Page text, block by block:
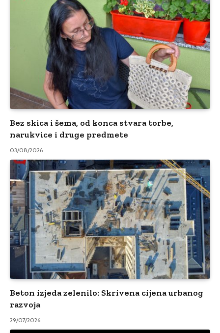
Bez skica i šema, od konca stvara torbe,
narukvice i druge predmete
03/08/2026
Beton izjeda zelenilo: Skrivena cijena urbanog
razvoja
29/07/2026